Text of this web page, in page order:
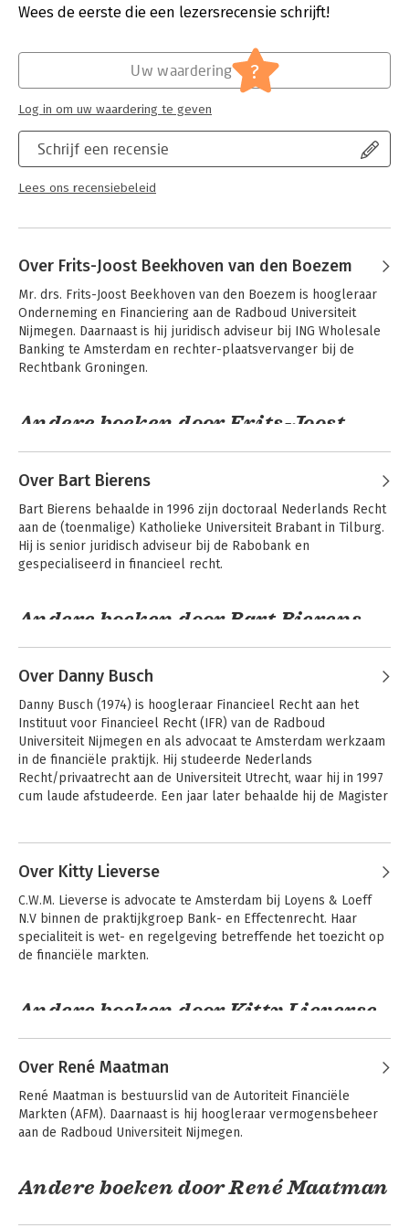
over ‘Zorgplicht in de financiële sector’ dat plaatsvond op
versies van de lezingen die op het jaarsymposium zijn
In een relatief korte periode van tien jaar is het IFR uitgegroeid
tot een nationaal en internationaal toonaangevend instituut op
het gebied van het financieel recht. Het IFR maakt onderdeel
uit van het Onderzoekcentrum voor Onderneming & Recht
(OO&R), dat vorig jaar alweer zijn 25-jarig jubileum vierde.
Verschijningsdatum:
8-9-2020
Ondernemingsrecht
Serie:
Onderneming en Recht
Wees de eerste die een lezersrecensie schrijft!
Schrijf een recensie
Lees ons recensiebeleid
Uw waardering ?
Log in om uw waardering te geven
Over Frits-Joost Beekhoven van den Boezem
Mr. drs. Frits-Joost Beekhoven van den Boezem is hoogleraar
Onderneming en Financiering aan de Radboud Universiteit
Nijmegen. Daarnaast is hij juridisch adviseur bij ING Wholesale
Banking te Amsterdam en rechter-plaatsvervanger bij de
Rechtbank Groningen.
Andere boeken door Frits-Joost
Geld in beweging:
actualiteiten geld
en
betalingsverkeer
Bekijk alle boeken
Over Bart Bierens
Bart Bierens behaalde in 1996 zijn doctoraal Nederlands Recht
aan de (toenmalige) Katholieke Universiteit Brabant in Tilburg.
Hij is senior juridisch adviseur bij de Rabobank en
gespecialiseerd in financieel recht.
Andere boeken door Bart Bierens
beursgang
Geld in beweging:
betalingsverkeer
Over Danny Busch
Danny Busch (1974) is hoogleraar Financieel Recht aan het
Instituut voor Financieel Recht (IFR) van de Radboud
Universiteit Nijmegen en als advocaat te Amsterdam werkzaam
in de financiële praktijk. Hij studeerde Nederlands
Recht/privaatrecht aan de Universiteit Utrecht, waar hij in 1997
cum laude afstudeerde. Een jaar later behaalde hij de Magister
Hij verbleef voor zijn promotieonderzoek in Oxford en
op het proefschrift Middellijke vertegenwoordiging in het
Europese contractenrecht. Hij heeft diverse publicaties op het
gebied van het bank- en effectenrecht en het vermogensrecht
op zijn naam staan.
A Bank's Duty of
Care
Aansprakelijkheid
in de financiële
sector
Over Kitty Lieverse
C.W.M. Lieverse is advocate te Amsterdam bij Loyens & Loeff
N.V binnen de praktijkgroep Bank- en Effectenrecht. Haar
specialiteit is wet- en regelgeving betreffende het toezicht op
de financiële markten.
Andere boeken door Kitty Lieverse
Over René Maatman
René Maatman is bestuurslid van de Autoriteit Financiële
Markten (AFM). Daarnaast is hij hoogleraar vermogensbeheer
aan de Radboud Universiteit Nijmegen.
Andere boeken door René Maatman